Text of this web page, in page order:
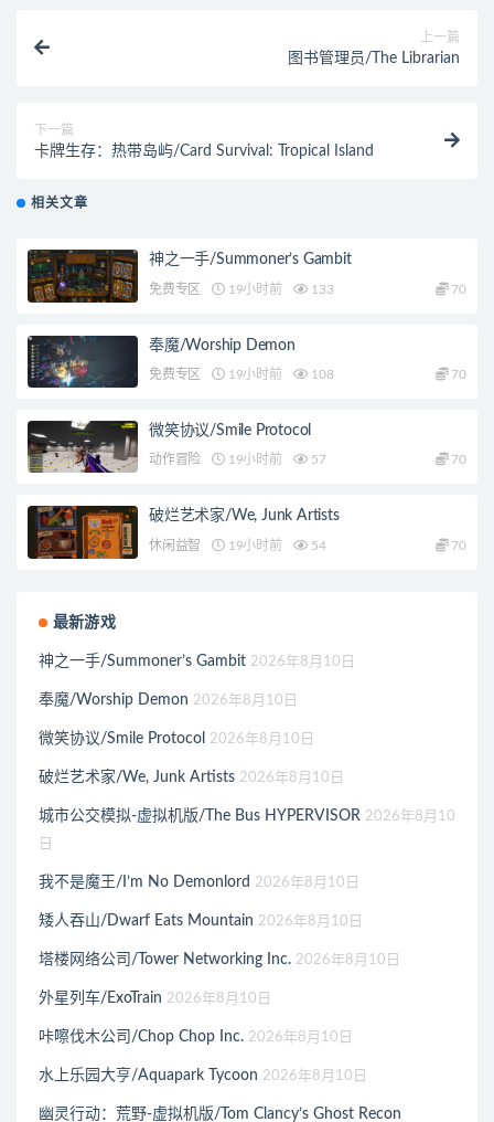
上一篇
图书管理员/The Librarian
下一篇
卡牌生存：热带岛屿/Card Survival: Tropical Island
相关文章
神之一手/Summoner’s Gambit
免费专区 19小时前 133 70
奉魔/Worship Demon
免费专区 19小时前 108 70
微笑协议/Smile Protocol
动作冒险 19小时前 57 70
破烂艺术家/We, Junk Artists
休闲益智 19小时前 54 70
最新游戏
神之一手/Summoner’s Gambit 2026年8月10日
奉魔/Worship Demon 2026年8月10日
微笑协议/Smile Protocol 2026年8月10日
破烂艺术家/We, Junk Artists 2026年8月10日
城市公交模拟-虚拟机版/The Bus HYPERVISOR 2026年8月10
日
我不是魔王/I’m No Demonlord 2026年8月10日
矮人吞山/Dwarf Eats Mountain 2026年8月10日
塔楼网络公司/Tower Networking Inc. 2026年8月10日
外星列车/ExoTrain 2026年8月10日
咔嚓伐木公司/Chop Chop Inc. 2026年8月10日
水上乐园大亨/Aquapark Tycoon 2026年8月10日
幽灵行动：荒野-虚拟机版/Tom Clancy’s Ghost Recon